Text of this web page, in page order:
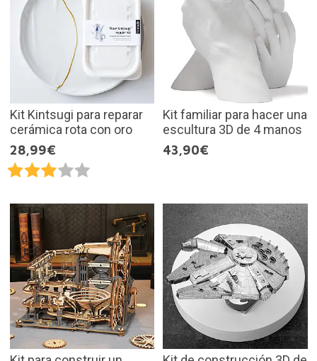
Kit Kintsugi para reparar
cerámica rota con oro
28,99€
Kit familiar para hacer una
escultura 3D de 4 manos
43,90€